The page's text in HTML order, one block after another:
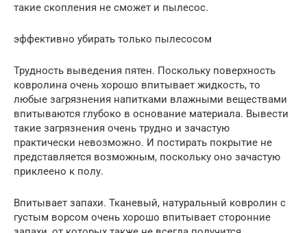
такие скопления не сможет и пылесос.
эффективно убирать только пылесосом
Трудность выведения пятен. Поскольку поверхность
ковролина очень хорошо впитывает жидкость, то
любые загрязнения напитками влажными веществами
впитываются глубоко в основание материала. Вывести
такие загрязнения очень трудно и зачастую
практически невозможно. И постирать покрытие не
представляется возможным, поскольку оно зачастую
приклеено к полу.
Впитывает запахи. Тканевый, натуральный ковролин с
густым ворсом очень хорошо впитывает сторонние